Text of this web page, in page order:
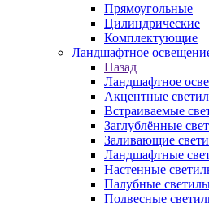
Прямоугольные
Цилиндрические
Комплектующие
Ландшафтное
Назад
Ландшафтное
Акцентные
Встраиваемые
Заглублённые
Заливающие
Ландшафтные
Настенные
Палубные
Подвесные